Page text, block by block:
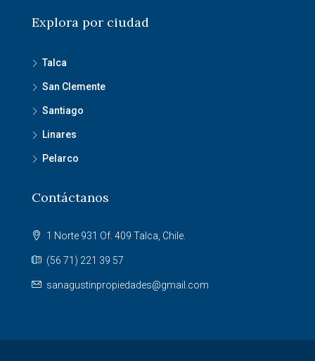
Explora por ciudad
Talca
San Clemente
Santiago
Linares
Pelarco
Contáctanos
1 Norte 931 Of. 409 Talca, Chile.
(56 71) 221 39 57
sanagustinpropiedades@gmail.com